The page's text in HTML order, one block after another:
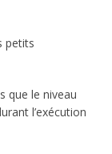
petits
que le niveau
l’exécution